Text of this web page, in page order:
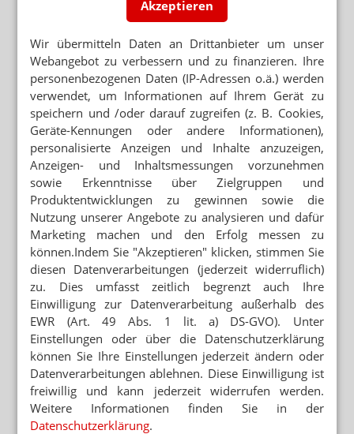
Akzeptieren
Wir übermitteln Daten an Drittanbieter um unser
Webangebot zu verbessern und zu finanzieren. Ihre
personenbezogenen Daten (IP-Adressen o.ä.) werden
verwendet, um Informationen auf Ihrem Gerät zu
speichern und /oder darauf zugreifen (z. B. Cookies,
Geräte-Kennungen oder andere Informationen),
personalisierte Anzeigen und Inhalte anzuzeigen,
Anzeigen- und Inhaltsmessungen vorzunehmen
sowie Erkenntnisse über Zielgruppen und
Produktentwicklungen zu gewinnen sowie die
Nutzung unserer Angebote zu analysieren und dafür
Marketing machen und den Erfolg messen zu
können.Indem Sie "Akzeptieren" klicken, stimmen Sie
diesen Datenverarbeitungen (jederzeit widerruflich)
zu. Dies umfasst zeitlich begrenzt auch Ihre
Einwilligung zur Datenverarbeitung außerhalb des
EWR (Art. 49 Abs. 1 lit. a) DS-GVO). Unter
Einstellungen oder über die Datenschutzerklärung
können Sie Ihre Einstellungen jederzeit ändern oder
Datenverarbeitungen ablehnen. Diese Einwilligung ist
freiwillig und kann jederzeit widerrufen werden.
Weitere Informationen finden Sie in der
Datenschutzerklärung.